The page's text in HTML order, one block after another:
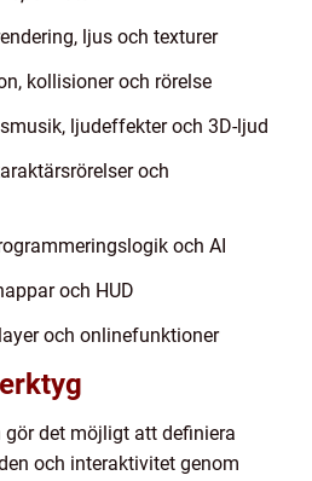
ljus och texturer
kollisioner och rörelse
ljudeffekter och 3D-ljud
och
och AI
och HUD
och onlinefunktioner
det möjligt att definiera
och interaktivitet genom